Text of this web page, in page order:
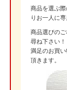
商品を選ぶ
りお一人に
商品選びの
尋ね下さい！
満足のお買
頂きます。